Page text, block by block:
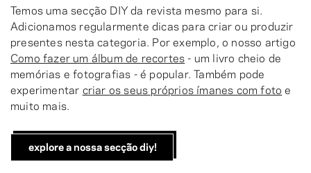
Temos uma secção DIY da revista mesmo para si.
Adicionamos regularmente dicas para criar ou produzir
presentes nesta categoria. Por exemplo, o nosso artigo
Como fazer um álbum de recortes- um livro cheio de
memórias e fotografias - é popular. Também pode
experimentar criar os seus próprios ímanes com foto e
muito mais.
explore a nossa secção diy!